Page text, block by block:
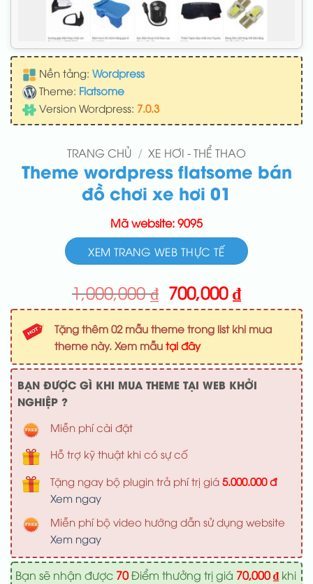
Nền tảng: Wordpress
Theme: Flatsome
Version Wordpress: 7.0.3
TRANG CHỦ / XE HƠI - THỂ THAO
Theme wordpress flatsome bán
đồ chơi xe hơi 01
Mã website: 9095
XEM TRANG WEB THỰC TẾ
1,000,000₫ Giá
gốc
là:
1,000,000 ₫.
700,000₫Giá
hiện
tại
700,000
Tặng thêm 02 mẫu theme trong list khi mua
theme này. Xem mẫu tại đây
BẠN ĐƯỢC GÌ KHI MUA THEME TẠI WEB KHỞI
NGHIỆP ?
Miễn phí cài đặt
Hỗ trợ kỹ thuật khi có sự cố
Tặng ngay bộ plugin trả phí trị giá 5.000.000 đ
Xem ngay
Miễn phí bộ video hướng dẫn sử dụng website
Xem ngay
Bạn sẽ nhận được 70Điểm thưởng trị giá 70,000₫khi